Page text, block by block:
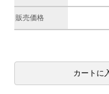
販売価格